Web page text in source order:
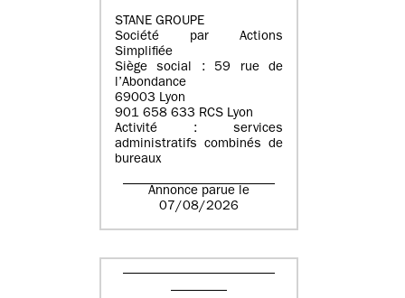
STANE GROUPE
Société par Actions
Simplifiée
Siège social : 59 rue de
l’Abondance
69003 Lyon
901 658 633 RCS Lyon
Activité : services
administratifs combinés de
bureaux
Annonce parue le
07/08/2026